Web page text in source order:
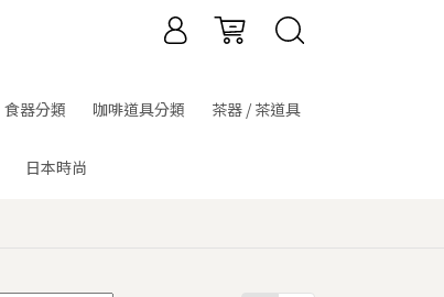
食器分類 咖啡道具分類 茶器 / 茶道具
日本時尚